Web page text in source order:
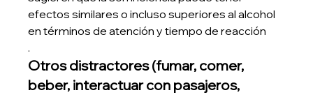
efectos similares o incluso superiores al alcohol
en términos de atención y tiempo de reacción
.
Otros distractores (fumar, comer,
beber, interactuar con pasajeros,